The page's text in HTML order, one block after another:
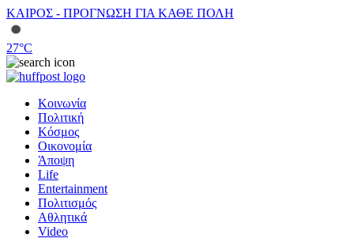
ΚΑΙΡΟΣ - ΠΡΟΓΝΩΣΗ ΓΙΑ ΚΑΘΕ ΠΟΛΗ
27°C
Κοινωνία
Πολιτική
Κόσμος
Οικονομία
Άποψη
Life
Entertainment
Πολιτισμός
Αθλητικά
Video